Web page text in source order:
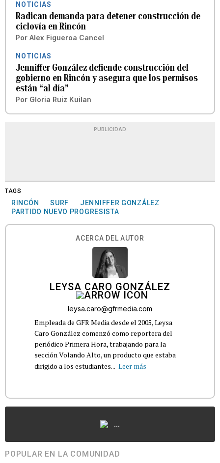
NOTICIAS
Radican demanda para detener construcción de
ciclovía en Rincón
Por Alex Figueroa Cancel
NOTICIAS
Jenniffer González defiende construcción del
gobierno en Rincón y asegura que los permisos
están “al día”
Por Gloria Ruiz Kuilan
PUBLICIDAD
TAGS
RINCÓN SURF
JENNIFFER GONZÁLEZ
PARTIDO NUEVO PROGRESISTA
ACERCA DEL AUTOR
LEYSA CARO GONZÁLEZ
leysa.caro@gfrmedia.com
Empleada de GFR Media desde el 2005, Leysa
Caro González comenzó como reportera del
periódico Primera Hora, trabajando para la
sección Volando Alto, un producto que estaba
dirigido a los estudiantes... Leer más
...
POPULAR EN LA COMUNIDAD